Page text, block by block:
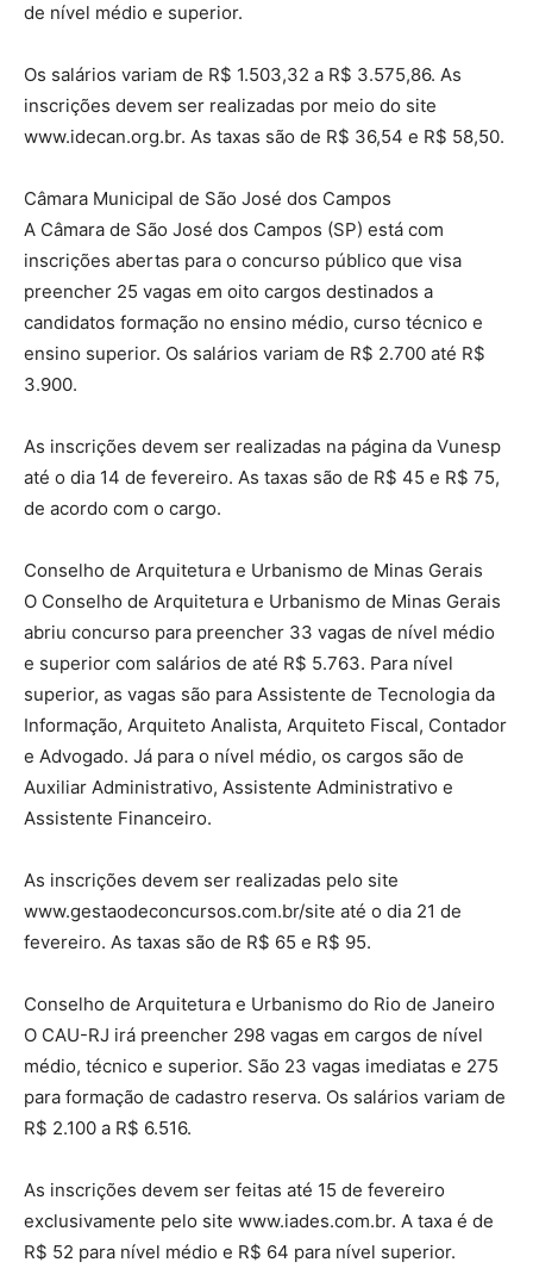
de nível médio e superior.
Os salários variam de R$ 1.503,32 a R$ 3.575,86. As
inscrições devem ser realizadas por meio do site
www.idecan.org.br. As taxas são de R$ 36,54 e R$ 58,50.
Câmara Municipal de São José dos Campos
A Câmara de São José dos Campos (SP) está com
inscrições abertas para o concurso público que visa
preencher 25 vagas em oito cargos destinados a
candidatos formação no ensino médio, curso técnico e
ensino superior. Os salários variam de R$ 2.700 até R$
3.900.
As inscrições devem ser realizadas na página da Vunesp
até o dia 14 de fevereiro. As taxas são de R$ 45 e R$ 75,
de acordo com o cargo.
Conselho de Arquitetura e Urbanismo de Minas Gerais
O Conselho de Arquitetura e Urbanismo de Minas Gerais
abriu concurso para preencher 33 vagas de nível médio
e superior com salários de até R$ 5.763. Para nível
superior, as vagas são para Assistente de Tecnologia da
Informação, Arquiteto Analista, Arquiteto Fiscal, Contador
e Advogado. Já para o nível médio, os cargos são de
Auxiliar Administrativo, Assistente Administrativo e
Assistente Financeiro.
As inscrições devem ser realizadas pelo site
www.gestaodeconcursos.com.br/site até o dia 21 de
fevereiro. As taxas são de R$ 65 e R$ 95.
Conselho de Arquitetura e Urbanismo do Rio de Janeiro
O CAU-RJ irá preencher 298 vagas em cargos de nível
médio, técnico e superior. São 23 vagas imediatas e 275
para formação de cadastro reserva. Os salários variam de
R$ 2.100 a R$ 6.516.
As inscrições devem ser feitas até 15 de fevereiro
exclusivamente pelo site www.iades.com.br. A taxa é de
R$ 52 para nível médio e R$ 64 para nível superior.